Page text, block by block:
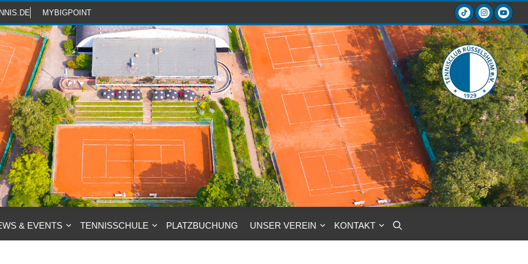
MYBIGPOINT
& EVENTS TENNISSCHULE PLATZBUCHUNG UNSER VEREIN KONTAKT